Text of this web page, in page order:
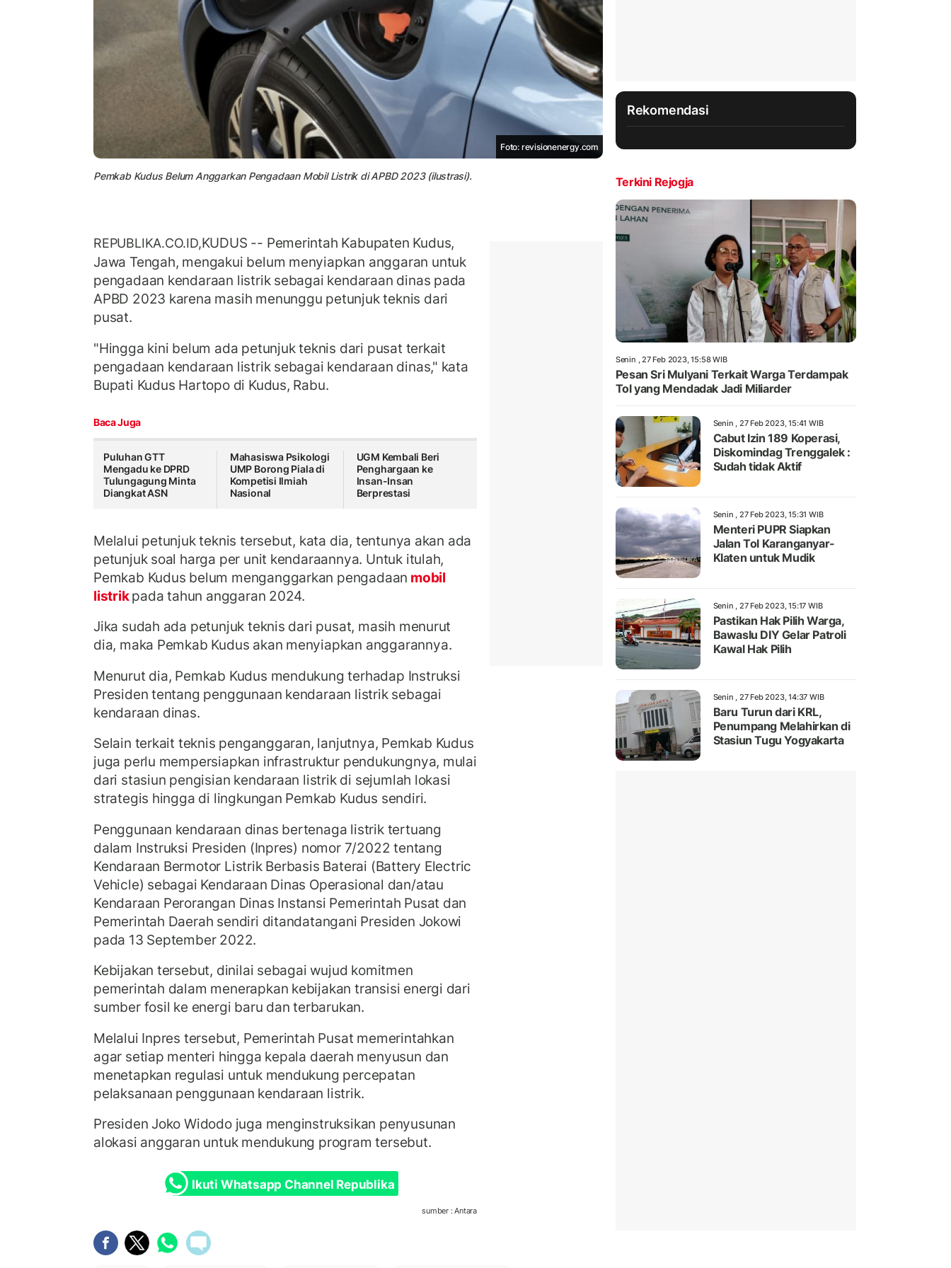
Foto: revisionenergy.com
Pemkab Kudus Belum Anggarkan Pengadaan Mobil Listrik di APBD 2023 (ilustrasi).
REPUBLIKA.CO.ID,KUDUS -- Pemerintah Kabupaten Kudus,
Jawa Tengah, mengakui belum menyiapkan anggaran untuk
pengadaan kendaraan listrik sebagai kendaraan dinas pada
APBD 2023 karena masih menunggu petunjuk teknis dari
pusat.
"Hingga kini belum ada petunjuk teknis dari pusat terkait
pengadaan kendaraan listrik sebagai kendaraan dinas," kata
Bupati Kudus Hartopo di Kudus, Rabu.
Baca Juga
Puluhan GTT
Mengadu ke DPRD
Tulungagung Minta
Diangkat ASN
Mahasiswa Psikologi
UMP Borong Piala di
Kompetisi Ilmiah
Nasional
UGM Kembali Beri
Penghargaan ke
Insan-Insan
Berprestasi
Melalui petunjuk teknis tersebut, kata dia, tentunya akan ada
petunjuk soal harga per unit kendaraannya. Untuk itulah,
Pemkab Kudus belum menganggarkan pengadaan mobil
listrikpada tahun anggaran 2024.
Jika sudah ada petunjuk teknis dari pusat, masih menurut
dia, maka Pemkab Kudus akan menyiapkan anggarannya.
Menurut dia, Pemkab Kudus mendukung terhadap Instruksi
Presiden tentang penggunaan kendaraan listrik sebagai
kendaraan dinas.
Selain terkait teknis penganggaran, lanjutnya, Pemkab Kudus
juga perlu mempersiapkan infrastruktur pendukungnya, mulai
dari stasiun pengisian kendaraan listrik di sejumlah lokasi
strategis hingga di lingkungan Pemkab Kudus sendiri.
Penggunaan kendaraan dinas bertenaga listrik tertuang
dalam Instruksi Presiden (Inpres) nomor 7/2022 tentang
Kendaraan Bermotor Listrik Berbasis Baterai (Battery Electric
Vehicle) sebagai Kendaraan Dinas Operasional dan/atau
Kendaraan Perorangan Dinas Instansi Pemerintah Pusat dan
Pemerintah Daerah sendiri ditandatangani Presiden Jokowi
pada 13 September 2022.
Kebijakan tersebut, dinilai sebagai wujud komitmen
pemerintah dalam menerapkan kebijakan transisi energi dari
sumber fosil ke energi baru dan terbarukan.
Melalui Inpres tersebut, Pemerintah Pusat memerintahkan
agar setiap menteri hingga kepala daerah menyusun dan
menetapkan regulasi untuk mendukung percepatan
pelaksanaan penggunaan kendaraan listrik.
Presiden Joko Widodo juga menginstruksikan penyusunan
alokasi anggaran untuk mendukung program tersebut.
Ikuti Whatsapp Channel Republika
sumber : Antara
Rekomendasi
Terkini Rejogja
Senin , 27 Feb 2023, 15:58 WIB
Pesan Sri Mulyani Terkait Warga Terdampak
Tol yang Mendadak Jadi Miliarder
Senin , 27 Feb 2023, 15:41 WIB
Cabut Izin 189 Koperasi,
Diskomindag Trenggalek :
Sudah tidak Aktif
Senin , 27 Feb 2023, 15:31 WIB
Menteri PUPR Siapkan
Jalan Tol Karanganyar-
Klaten untuk Mudik
Senin , 27 Feb 2023, 15:17 WIB
Pastikan Hak Pilih Warga,
Bawaslu DIY Gelar Patroli
Kawal Hak Pilih
Senin , 27 Feb 2023, 14:37 WIB
Baru Turun dari KRL,
Penumpang Melahirkan di
Stasiun Tugu Yogyakarta